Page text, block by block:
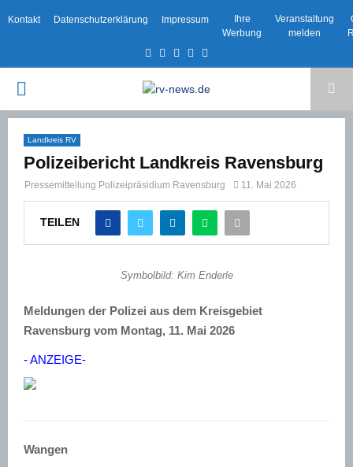
Kontakt Datenschutzerklärung Impressum
Ihre
Werbung
Veranstaltung
melden
Facebook
TwitterInstagram
Email
PRIMARY
MENU
Landkreis RV
Polizeibericht Landkreis Ravensburg
Pressemitteilung Polizeipräsidium Ravensburg 11. Mai 2026
TEILEN
Symbolbild: Kim Enderle
Meldungen der Polizei aus dem Kreisgebiet
Ravensburg vom Montag, 11. Mai 2026
- ANZEIGE-
Wangen